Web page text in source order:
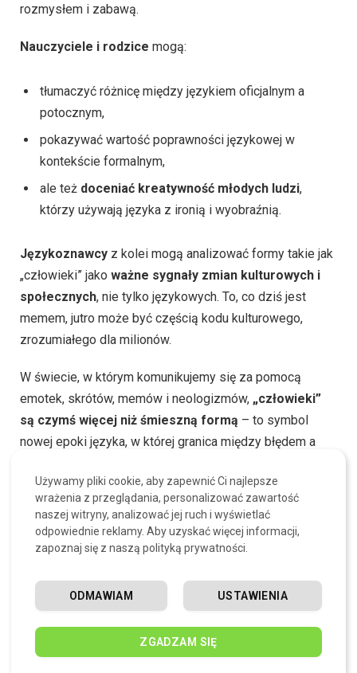
rozmysłem i zabawą.
Nauczyciele i rodzice mogą:
tłumaczyć różnicę między językiem oficjalnym a
potocznym,
pokazywać wartość poprawności językowej w
kontekście formalnym,
ale też doceniać kreatywność młodych ludzi,
którzy używają języka z ironią i wyobraźnią.
Językoznawcy z kolei mogą analizować formy takie jak
„człowieki” jako ważne sygnały zmian kulturowych i
społecznych, nie tylko językowych. To, co dziś jest
memem, jutro może być częścią kodu kulturowego,
zrozumiałego dla milionów.
W świecie, w którym komunikujemy się za pomocą
emotek, skrótów, memów i neologizmów, „człowieki”
są czymś więcej niż śmieszną formą – to symbol
nowej epoki języka, w której granica między błędem a
elastycznym narzędziem do opowiadania świata po
swojemu.
FAQ Człowieki w memach i języku
młodzieży – najczęstsze pytania
Czy słowo „człowieki” jest poprawne?
Używamy pliki cookie, aby zapewnić Ci najlepsze
wrażenia z przeglądania, personalizować zawartość
naszej witryny, analizować jej ruch i wyświetlać
odpowiednie reklamy. Aby uzyskać więcej informacji,
zapoznaj się z naszą polityką prywatności.
ZGADZAM SIĘ
USTAWIENIA
ODMAWIAM